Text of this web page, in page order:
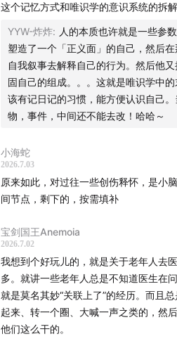
这个记忆方式和唯识学的意识系统的拆
YYW-炸炸: 人的本质也许就是一些参
塑造了一个「正义面」的自己，然后
自我叙事去解释自己的行为。然后他
固自己的组成。。。这就是唯识学中
该有记日记的习惯，能方便认识自己
物，事件，中间还不能去改！哈哈～
小海蛇
2026.7.03
原来如此，对过往一些创伤释怀，是小
间节点，剩下的，按需填补
宝剑国王Anemoia
2026.7.02
我想到个好玩儿的，就是关于老年人去
多。就讲一些老年人总是不知道医生在
就是莫名其妙“关联上了”的经历。而且
起来、转一个圈、大喊一声之类的，然
他们这么干的。